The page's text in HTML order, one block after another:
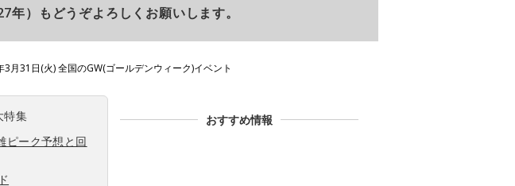
）もどうぞよろしくお願いします。
3月31日(火) 全国のGW(ゴールデンウィーク)イベント
特集
ピーク予想と回
おすすめ情報